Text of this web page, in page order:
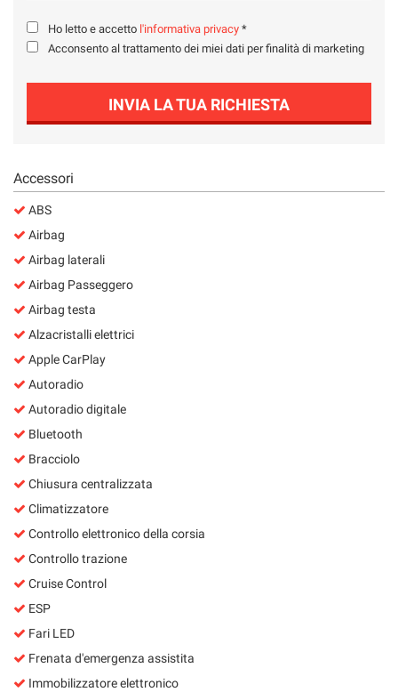
Ho letto e accetto l'informativa privacy *
Acconsento al trattamento dei miei dati per finalità di marketing
INVIA LA TUA RICHIESTA
Accessori
ABS
Airbag
Airbag laterali
Airbag Passeggero
Airbag testa
Alzacristalli elettrici
Apple CarPlay
Autoradio
Autoradio digitale
Bluetooth
Bracciolo
Chiusura centralizzata
Climatizzatore
Controllo elettronico della corsia
Controllo trazione
Cruise Control
ESP
Fari LED
Frenata d'emergenza assistita
Immobilizzatore elettronico
le
impostazioni